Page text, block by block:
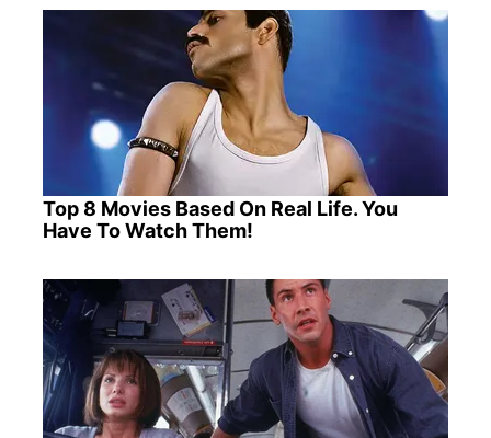
Top 8 Movies Based On Real Life. You
Have To Watch Them!